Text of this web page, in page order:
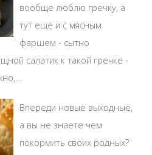
вообще люблю гречку, а
тут ещё и с мясным
фаршем - сытно
салатик к такой гречке -
Впереди новые выходные,
а вы не знаете чем
покормить своих родных?